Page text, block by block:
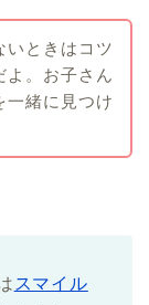
いときはコツ
よ。お子さん
一緒に見つけ
スマイル